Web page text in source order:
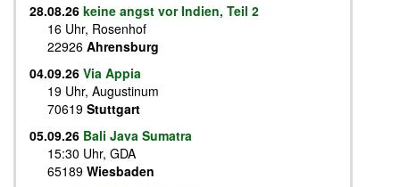
28.08.26 keine angst vor Indien, Teil 2
16 Uhr, Rosenhof
22926 Ahrensburg
04.09.26 Via Appia
19 Uhr, Augustinum
70619 Stuttgart
05.09.26 Bali Java Sumatra
15:30 Uhr, GDA
65189 Wiesbaden